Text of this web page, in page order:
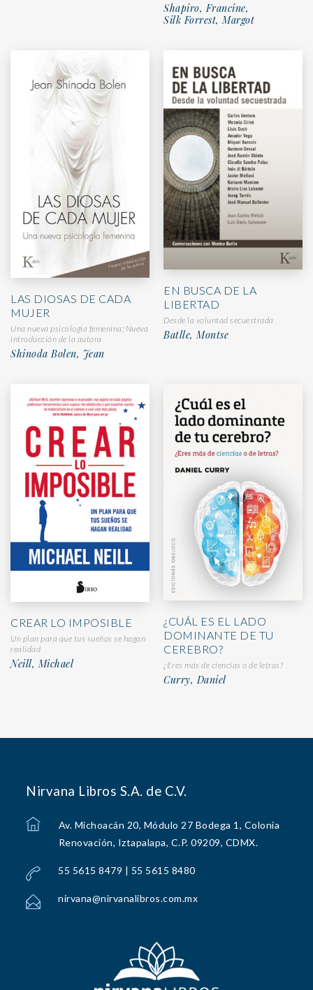
Shapiro, Francine,
Silk Forrest, Margot
LAS DIOSAS DE CADA
MUJER
Una nueva psicología femenina; Nueva
introducción de la autora
Shinoda Bolen, Jean
EN BUSCA DE LA
LIBERTAD
Desde la voluntad secuestrada
Batlle, Montse
CREAR LO IMPOSIBLE
Un plan para que tus sueños se hagan
realidad
Neill, Michael
¿CUÁL ES EL LADO
DOMINANTE DE TU
CEREBRO?
¿Eres más de ciencias o de letras?
Curry, Daniel
Nirvana Libros S.A. de C.V.
Av. Michoacán 20, Módulo 27 Bodega 1, Colonia
Renovación, Iztapalapa, C.P. 09209, CDMX.
55 5615 8479 | 55 5615 8480
nirvana@nirvanalibros.com.mx